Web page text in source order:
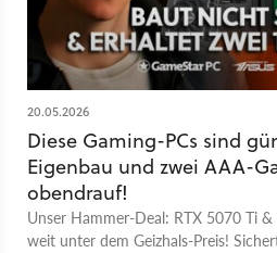
20.05.2026
Diese Gaming-PCs sind
Eigenbau und zwei AAA-
obendrauf!
Unser Hammer-Deal: RTX 5070 Ti
weit unter dem Geizhals-Preis!